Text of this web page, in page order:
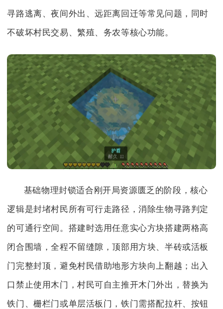
寻路逃离、夜间外出、远距离回迁等常见问题，同时
不破坏村民交易、繁殖、务农等核心功能。
基础物理封锁适合刚开局资源匮乏的阶段，核心
逻辑是封堵村民所有可行走路径，消除生物寻路判定
的可通行空间。搭建时选用任意实心方块搭建两格高
闭合围墙，全程不留缝隙，顶部用方块、半砖或活板
门完整封顶，避免村民借助地形方块向上翻越；出入
口禁止使用木门，村民可自主推开木门外出，替换为
铁门、栅栏门或单层活板门，铁门需搭配拉杆、按钮